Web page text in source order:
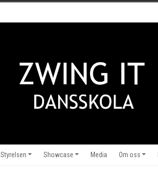
Styrelsen Showcase Media Om oss